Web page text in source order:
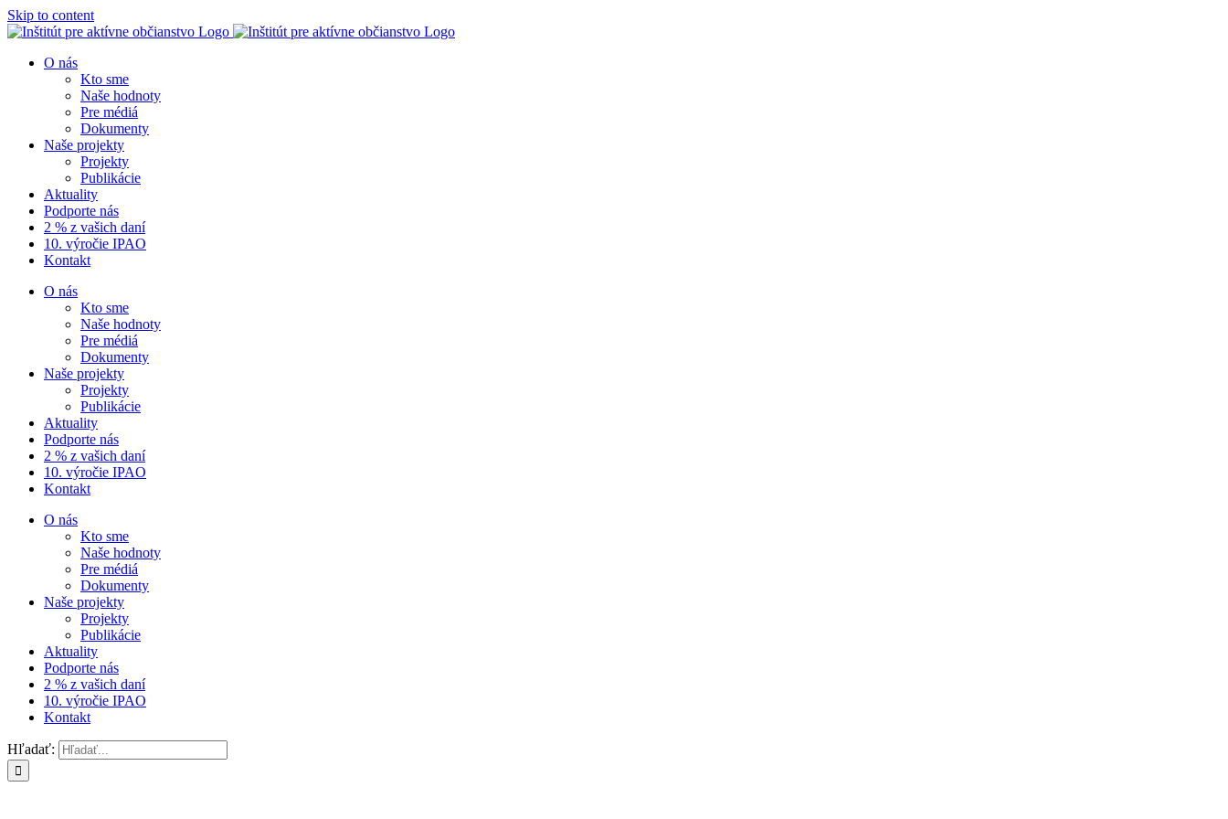
Skip to content
O nás
Kto sme
Naše hodnoty
Pre médiá
Dokumenty
Naše projekty
Projekty
Publikácie
Aktuality
Podporte nás
2 % z vašich daní
10. výročie IPAO
Kontakt
O nás
Kto sme
Naše hodnoty
Pre médiá
Dokumenty
Naše projekty
Projekty
Publikácie
Aktuality
Podporte nás
2 % z vašich daní
10. výročie IPAO
Kontakt
O nás
Kto sme
Naše hodnoty
Pre médiá
Dokumenty
Naše projekty
Projekty
Publikácie
Aktuality
Podporte nás
2 % z vašich daní
10. výročie IPAO
Kontakt
Hľadať: